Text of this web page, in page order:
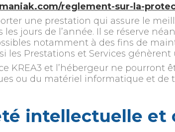
reglement-sur-la-
une prestation qui assure le
les jours de l’année. Il se réserve
notamment à des fins de
les Prestations et Services
KREA3 et l’hébergeur ne
ou du matériel informatique et de
intellectuelle et